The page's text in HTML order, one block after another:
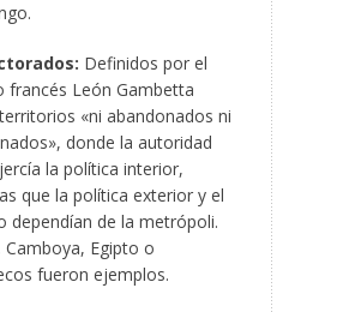
Definidos por el
francés León Gambetta
«ni abandonados ni
donde la autoridad
la política interior,
que la política exterior y el
dependían de la metrópoli.
Camboya, Egipto o
fueron ejemplos.